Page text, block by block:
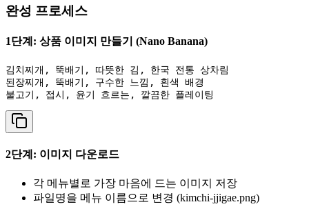
완성 프로세스
1단계: 상품 이미지 만들기 (Nano Banana)
김치찌개, 뚝배기, 따뜻한 김, 한국 전통 상차림
된장찌개, 뚝배기, 구수한 느낌, 흰색 배경
2단계: 이미지 다운로드
각 메뉴별로 가장 마음에 드는 이미지 저장
파일명을 메뉴 이름으로 변경 (kimchi-jjigae.png)